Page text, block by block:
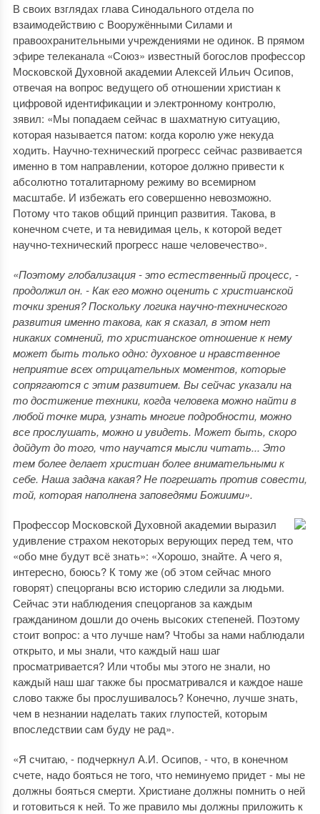
В своих взглядах глава Синодального отдела по
взаимодействию с Вооружёнными Силами и
правоохранительными учреждениями не одинок. В прямом
эфире телеканала «Союз» известный богослов профессор
Московской Духовной академии Алексей Ильич Осипов,
отвечая на вопрос ведущего об отношении христиан к
цифровой идентификации и электронному контролю,
зявил: «Мы попадаем сейчас в шахматную ситуацию,
которая называется патом: когда королю уже некуда
ходить. Научно-технический прогресс сейчас развивается
именно в том направлении, которое должно привести к
абсолютно тоталитарному режиму во всемирном
масштабе. И избежать его совершенно невозможно.
Потому что таков общий принцип развития. Такова, в
конечном счете, и та невидимая цель, к которой ведет
научно-технический прогресс наше человечество».
«Поэтому глобализация - это естественный процесс, -
продолжил он. - Как его можно оценить с христианской
точки зрения? Поскольку логика научно-технического
развития именно такова, как я сказал, в этом нет
никаких сомнений, то христианское отношение к нему
может быть только одно: духовное и нравственное
неприятие всех отрицательных моментов, которые
сопрягаются с этим развитием. Вы сейчас указали на
то достижение техники, когда человека можно найти в
любой точке мира, узнать многие подробности, можно
все прослушать, можно и увидеть. Может быть, скоро
дойдут до того, что научатся мысли читать... Это
тем более делает христиан более внимательными к
себе. Наша задача какая? Не погрешать против совести,
той, которая наполнена заповедями Божиими».
Профессор Московской Духовной академии выразил
удивление страхом некоторых верующих перед тем, что
«обо мне будут всё знать»: «Хорошо, знайте. А чего я,
интересно, боюсь? К тому же (об этом сейчас много
говорят) спецорганы всю историю следили за людьми.
Сейчас эти наблюдения спецорганов за каждым
гражданином дошли до очень высоких степеней. Поэтому
стоит вопрос: а что лучше нам? Чтобы за нами наблюдали
открыто, и мы знали, что каждый наш шаг
просматривается? Или чтобы мы этого не знали, но
каждый наш шаг также бы просматривался и каждое наше
слово также бы прослушивалось? Конечно, лучше знать,
чем в незнании наделать таких глупостей, которым
впоследствии сам буду не рад».
«Я считаю, - подчеркнул А.И. Осипов, - что, в конечном
счете, надо бояться не того, что неминуемо придет - мы не
должны бояться смерти. Христиане должны помнить о ней
и готовиться к ней. То же правило мы должны приложить к